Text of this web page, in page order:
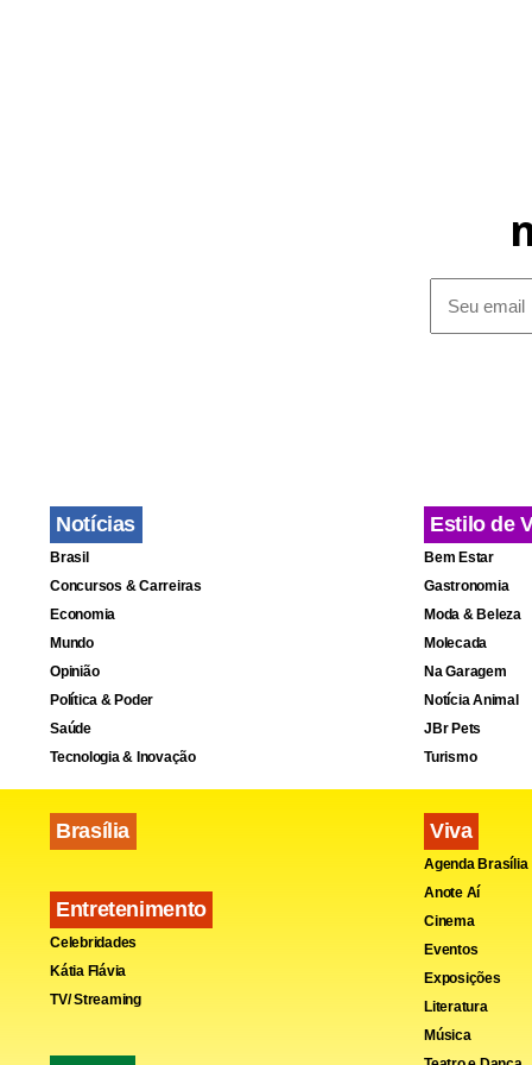
Notícias
Brasil
Concursos & Carreiras
Economia
Mundo
Opinião
Política & Poder
Saúde
Tecnologia & Inovação
Brasília
Entretenimento
Celebridades
Kátia Flávia
TV/ Streaming
Estilo de
Bem Estar
Gastronomia
Moda & Beleza
Molecada
Na Garagem
Notícia Animal
JBr Pets
Turismo
Viva
Agenda Brasília
Anote Aí
Cinema
Eventos
Exposições
Literatura
Música